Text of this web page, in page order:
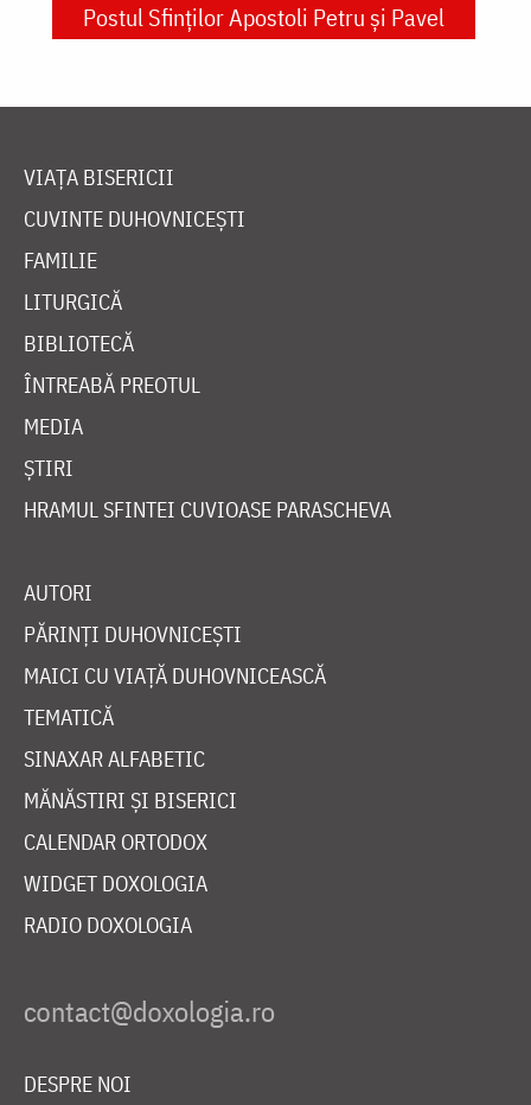
Postul Sfinților Apostoli Petru și Pavel
VIAȚA BISERICII
CUVINTE DUHOVNICEȘTI
FAMILIE
LITURGICĂ
BIBLIOTECĂ
ÎNTREABĂ PREOTUL
MEDIA
ȘTIRI
HRAMUL SFINTEI CUVIOASE PARASCHEVA
AUTORI
PĂRINȚI DUHOVNICEȘTI
MAICI CU VIAȚĂ DUHOVNICEASCĂ
TEMATICĂ
SINAXAR ALFABETIC
MĂNĂSTIRI ȘI BISERICI
CALENDAR ORTODOX
WIDGET DOXOLOGIA
RADIO DOXOLOGIA
DESPRE NOI